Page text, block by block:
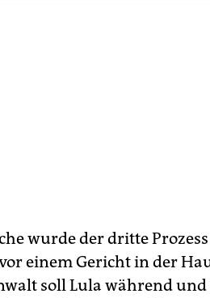
wurde der dritte
einem Gericht in der
soll Lula während